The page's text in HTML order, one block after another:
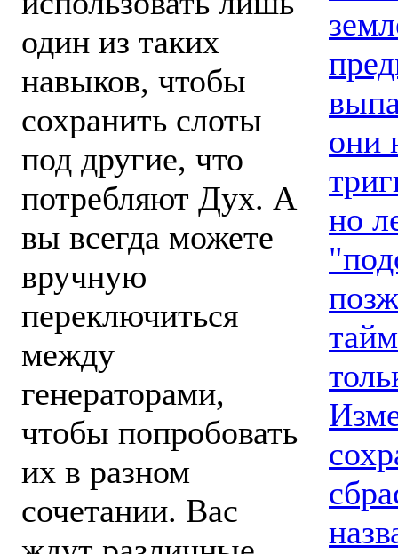
один из таких
навыков, чтобы
сохранить слоты
под другие, что
потребляют Дух. А
вы всегда можете
вручную
переключиться
между
генераторами,
чтобы попробовать
их в разном
сочетании. Вас
они
но